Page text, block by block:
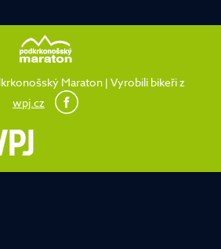
Maraton | Vyrobili bikeři z
wpj.cz